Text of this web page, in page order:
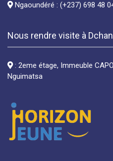
Ngaoundéré : (+237) 698 48
Nous rendre visite à
: 2eme étage, Immeuble
Nguimatsa